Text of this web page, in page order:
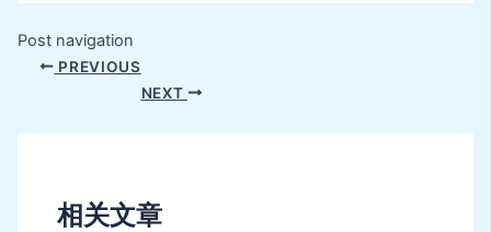
Post navigation
PREVIOUS
NEXT
相关文章